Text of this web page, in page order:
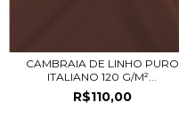
CAMBRAIA DE LINHO PURO
ITALIANO 120 G/M²...
R$110,00